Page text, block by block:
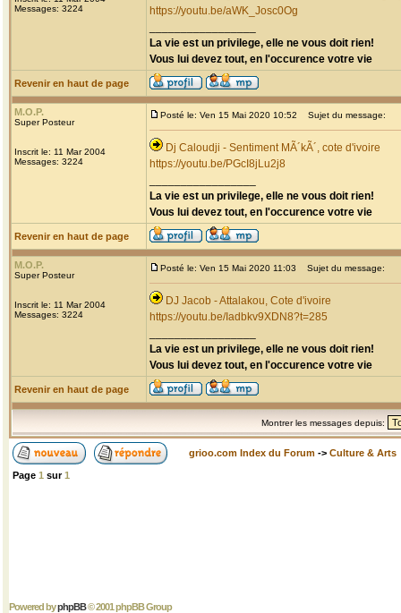
Messages: 3224
https://youtu.be/aWK_Josc0Og
La vie est un privilege, elle ne vous doit rien!
Vous lui devez tout, en l'occurence votre vie
Revenir en haut de page
M.O.P.
Super Posteur
Inscrit le: 11 Mar 2004
Messages: 3224
Posté le: Ven 15 Mai 2020 10:52 Sujet du message:
Dj Caloudji - Sentiment MÃ´kÃ´, cote d'ivoire
https://youtu.be/PGcI8jLu2j8
La vie est un privilege, elle ne vous doit rien!
Vous lui devez tout, en l'occurence votre vie
Revenir en haut de page
M.O.P.
Super Posteur
Inscrit le: 11 Mar 2004
Messages: 3224
Posté le: Ven 15 Mai 2020 11:03 Sujet du message:
DJ Jacob - Attalakou, Cote d'ivoire
https://youtu.be/Iadbkv9XDN8?t=285
La vie est un privilege, elle ne vous doit rien!
Vous lui devez tout, en l'occurence votre vie
Revenir en haut de page
Montrer les messages depuis:
grioo.com Index du Forum -> Culture & Arts
Page 1 sur1
Powered byphpBB© 2001 phpBB Group